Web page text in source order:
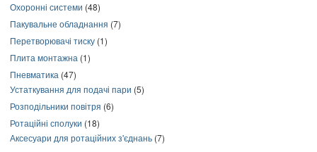
Охоронні системи (48)
Пакувальне обладнання (7)
Перетворювачі тиску (1)
Плита монтажна (1)
Пневматика (47)
Устаткування для подачі пари (5)
Розподільники повітря (6)
Ротаційні сполуки (18)
Аксесуари для ротаційних з'єднань (7)